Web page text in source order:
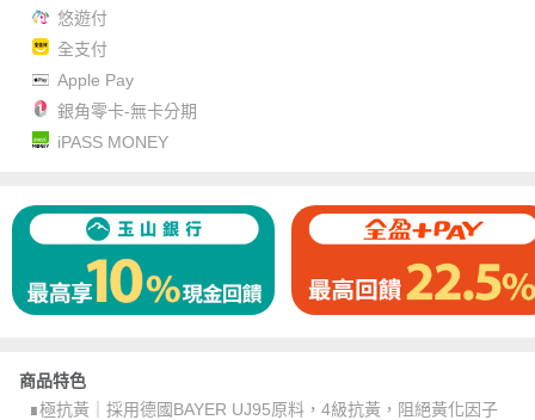
悠遊付
全支付
Apple Pay
銀角零卡-無卡分期
iPASS MONEY
商品特色
∎極抗黃｜採用德國BAYER UJ95原料，4級抗黃，阻絕黃化因子